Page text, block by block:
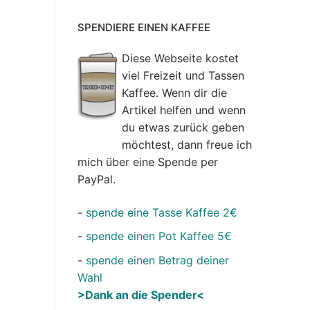
SPENDIERE EINEN KAFFEE
Diese Webseite kostet
viel Freizeit und Tassen
Kaffee. Wenn dir die
Artikel helfen und wenn
du etwas zurück geben
möchtest, dann freue ich
mich über eine Spende per
PayPal.
- spende eine Tasse Kaffee 2€
- spende einen Pot Kaffee 5€
- spende einen Betrag deiner
Wahl
>Dank an die Spender<